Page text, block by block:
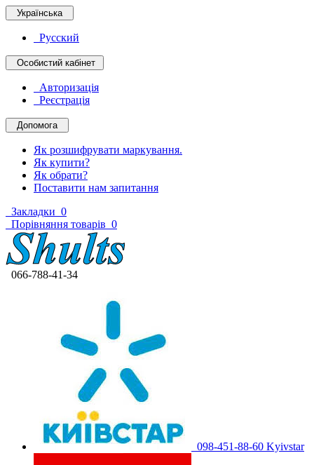
Українська
Русский
Особистий кабінет
Авторизація
Реєстрація
Допомога
Як розшифрувати маркування.
Як купити?
Як обрати?
Поставити нам запитання
Закладки 0
Порівняння товарів 0
066-788-41-34
098-451-88-60 Kyivstar